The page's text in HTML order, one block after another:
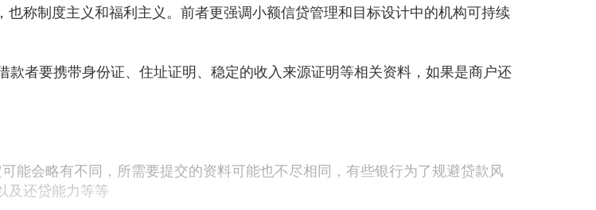
称制度主义和福利主义。前者更强调小额信贷管理和目标设计中的机构可持续
者要携带身份证、住址证明、稳定的收入来源证明等相关资料，如果是商户还
能会略有不同，所需要提交的资料可能也不尽相同，有些银行为了规避贷款风
及还贷能力等等